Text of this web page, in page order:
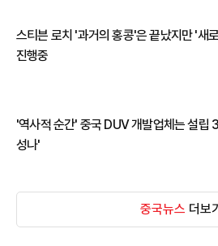
스티븐 로치 '과거의 홍콩'은 끝났지만 '새
진행중
'역사적 순간' 중국 DUV 개발업체는 설립
성나'
중국뉴스 더보기